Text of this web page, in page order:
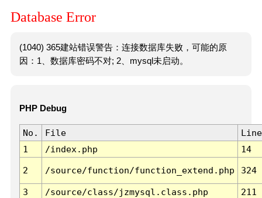
Database Error
(1040) 365建站错误警告：连接数据库失败，可能的原
因：1、数据库密码不对; 2、mysql未启动。
PHP Debug
No. File
Line
1
/index.php 14
2 /source/function/function_extend.php 324
3 /source/class/jzmysql.class.php
211